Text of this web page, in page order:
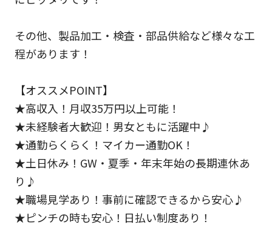
その他、製品加工・検査・部品供給など様々な工
程があります！
【オススメPOINT】
★高収入！月収35万円以上可能！
★未経験者大歓迎！男女ともに活躍中♪
★通勤らくらく！マイカー通勤OK！
★土日休み！GW・夏季・年末年始の長期連休あ
り♪
★職場見学あり！事前に確認できるから安心♪
★ピンチの時も安心！日払い制度あり！